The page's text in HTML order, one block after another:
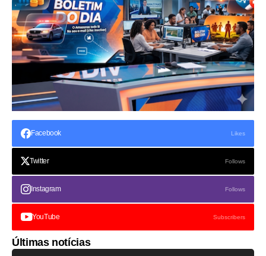
Facebook Likes
Twitter Follows
Instagram Follows
YouTube Subscribers
Últimas notícias